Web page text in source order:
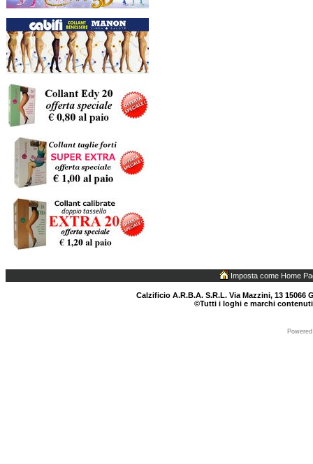
Imposta come Home
Calzificio A.R.B.A. S.R.L. Via Mazzini, 13 15066
©Tutti i loghi e marchi